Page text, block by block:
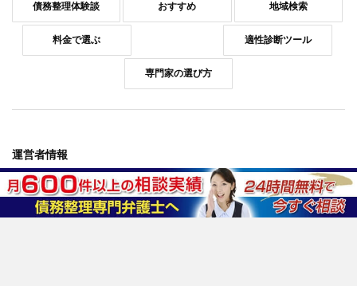
債務整理体験談 おすすめ 地域検索
料金で選ぶ 適性診断ツール
専門家の選び方
運営者情報
運営会社情報
お問い合わせ
プライバシーポリシー
コンプライアンスポリシー
情報セキュリティポリシー
反社会的勢力排除ポリシー